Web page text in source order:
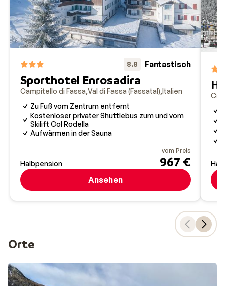
eröffnet. Die Anlage verfügt über 22 Kabinen mit Platz
für je 30 Personen und transportiert mehr als 2.100
Personen pro Stunde.
Dank des 3S-Systems ist die Fahrt besonders ruhig und
schnell – in weniger als sechs Minuten erreichst du den
Die neue Bahn punktet mit beheizten Sitzen, großen
Panoramafenstern und energieeffizienter Technik. Ein
echter Modernisierungsschub für das Skigebiet, der
auch die Verbindung zur Sella Ronda deutlich verbessert.
8.8 Fantastisch
Sporthotel Enrosadira
Campitello di Fassa Val di Fassa (Fassatal) Italien
Zu Fuß vom Zentrum entfernt
Kostenloser privater Shuttlebus zum und vom
Skilift Col Rodella
Aufwärmen in der Sauna
Halbpension
vom Preis
967 €
Ansehen
Orte